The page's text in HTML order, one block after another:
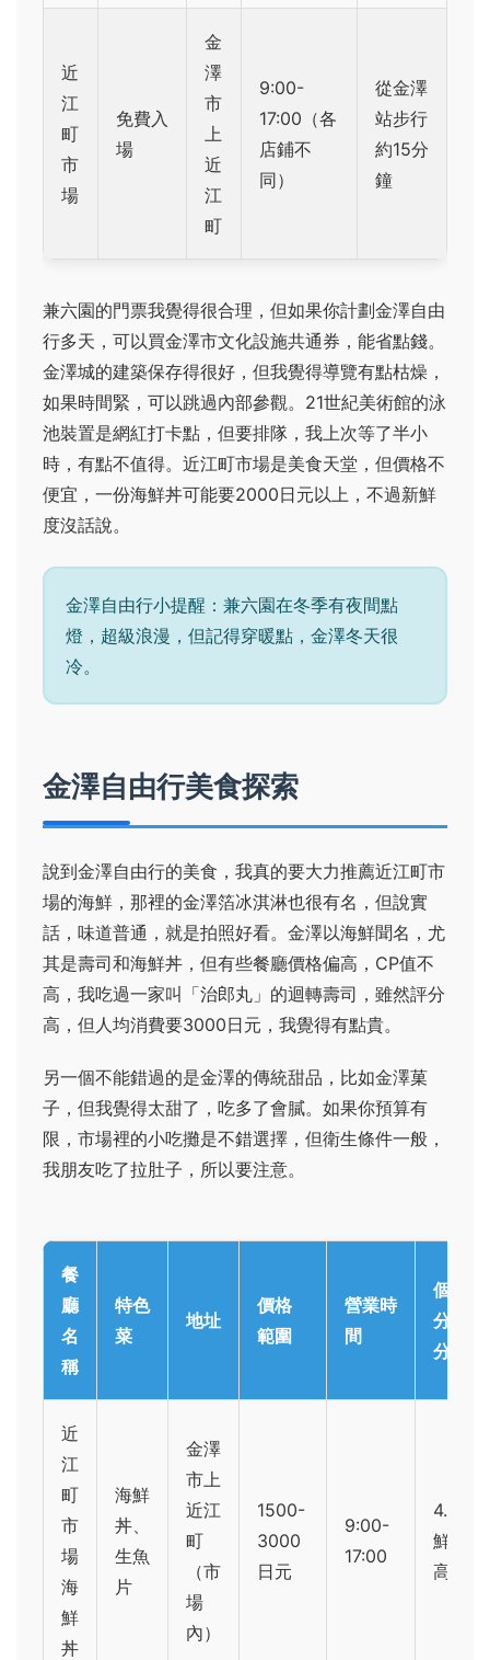
近
江
町
市
場
免費入
場
金
澤
市
上
近
江
町
9:00-
17:00（各
店鋪不
同）
從金澤
站步行
約15分
鐘
兼六園的門票我覺得很合理，但如果你計劃金澤自由
行多天，可以買金澤市文化設施共通券，能省點錢。
金澤城的建築保存得很好，但我覺得導覽有點枯燥，
如果時間緊，可以跳過內部參觀。21世紀美術館的泳
池裝置是網紅打卡點，但要排隊，我上次等了半小
時，有點不值得。近江町市場是美食天堂，但價格不
便宜，一份海鮮丼可能要2000日元以上，不過新鮮
度沒話說。
金澤自由行小提醒：兼六園在冬季有夜間點
燈，超級浪漫，但記得穿暖點，金澤冬天很
冷。
金澤自由行美食探索
說到金澤自由行的美食，我真的要大力推薦近江町市
場的海鮮，那裡的金澤箔冰淇淋也很有名，但說實
話，味道普通，就是拍照好看。金澤以海鮮聞名，尤
其是壽司和海鮮丼，但有些餐廳價格偏高，CP值不
高，我吃過一家叫「治郎丸」的迴轉壽司，雖然評分
高，但人均消費要3000日元，我覺得有點貴。
另一個不能錯過的是金澤的傳統甜品，比如金澤菓
子，但我覺得太甜了，吃多了會膩。如果你預算有
限，市場裡的小吃攤是不錯選擇，但衛生條件一般，
我朋友吃了拉肚子，所以要注意。
餐
廳
名
稱
特色
菜
地址
價格
範圍
營業時
間
個人評
分（滿
分5）
近
江
町
市
場
海
鮮
丼
海鮮
丼、
生魚
片
金澤
市上
近江
町
（市
場
內）
1500-
3000
日元
9:00-
17:00
4.5（
鮮但價
高）